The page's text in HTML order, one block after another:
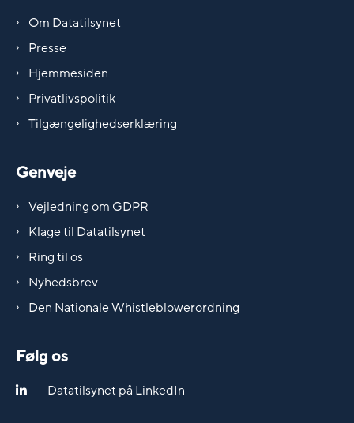
Om Datatilsynet
Presse
Hjemmesiden
Privatlivspolitik
Tilgængelighedserklæring
Genveje
Vejledning om GDPR
Klage til Datatilsynet
Ring til os
Nyhedsbrev
Den Nationale Whistleblowerordning
Følg os
Datatilsynet på LinkedIn